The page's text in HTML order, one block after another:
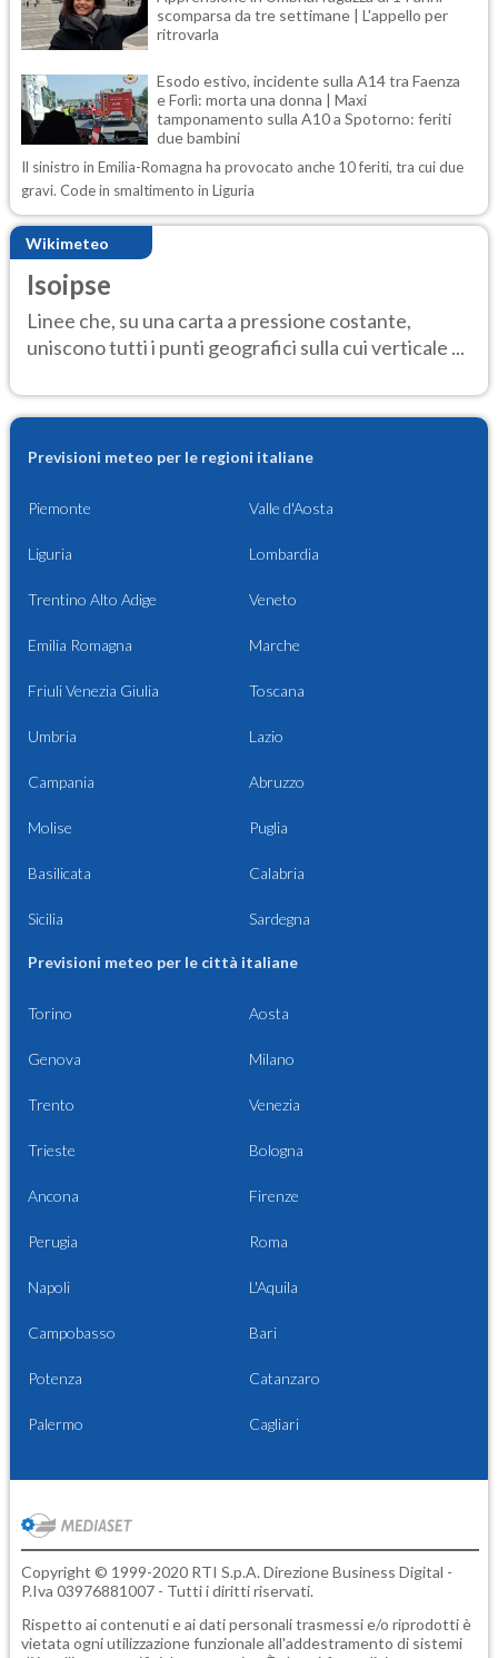
scomparsa da tre settimane | L'appello per
ritrovarla
Esodo estivo, incidente sulla A14 tra Faenza
e Forlì: morta una donna | Maxi
tamponamento sulla A10 a Spotorno: feriti
due bambini
Il sinistro in Emilia-Romagna ha provocato anche 10 feriti, tra cui due
gravi. Code in smaltimento in Liguria
Wikimeteo
Isoipse
Linee che, su una carta a pressione costante,
uniscono tutti i punti geografici sulla cui verticale ...
Previsioni meteo per le regioni italiane
Piemonte Valle d'Aosta
Liguria Lombardia
Trentino Alto Adige Veneto
Emilia Romagna Marche
Friuli Venezia Giulia Toscana
Umbria Lazio
Campania Abruzzo
Molise Puglia
Basilicata Calabria
Sicilia Sardegna
Previsioni meteo per le città italiane
Torino Aosta
Genova Milano
Trento Venezia
Trieste Bologna
Ancona Firenze
Perugia Roma
Napoli L'Aquila
Campobasso Bari
Potenza Catanzaro
Palermo Cagliari
Copyright © 1999-2020 RTI S.p.A. Direzione Business Digital -
P.Iva 03976881007 - Tutti i diritti riservati.
Rispetto ai contenuti e ai dati personali trasmessi e/o riprodotti è
vietata ogni utilizzazione funzionale all'addestramento di sistemi